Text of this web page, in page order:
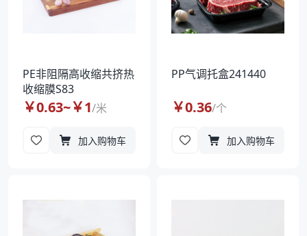
PE非阻隔高收缩共挤热
收缩膜S83
￥0.63~￥1/米
加入购物车
PP气调托盒241440
￥0.36/个
加入购物车